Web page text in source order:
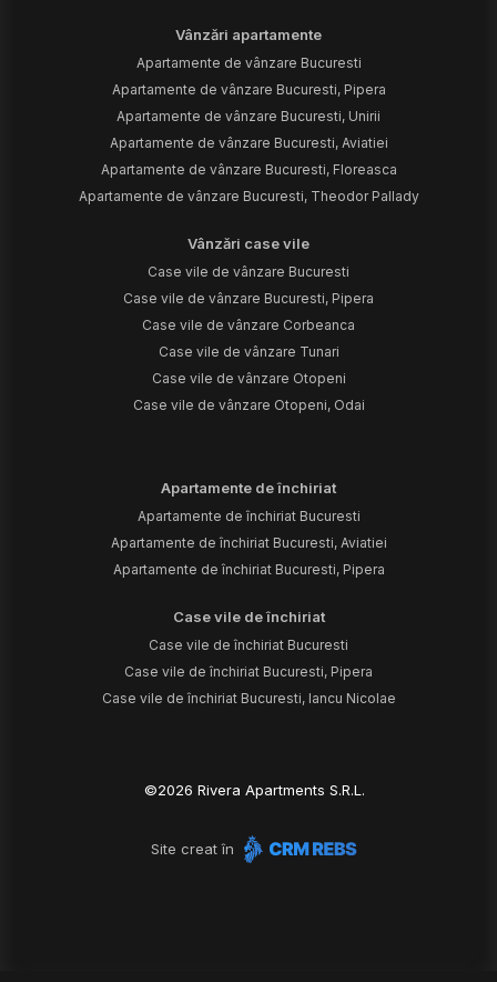
Vânzări apartamente
Apartamente de vânzare Bucuresti
Apartamente de vânzare Bucuresti, Pipera
Apartamente de vânzare Bucuresti, Unirii
Apartamente de vânzare Bucuresti, Aviatiei
Apartamente de vânzare Bucuresti, Floreasca
Apartamente de vânzare Bucuresti, Theodor Pallady
Vânzări case vile
Case vile de vânzare Bucuresti
Case vile de vânzare Bucuresti, Pipera
Case vile de vânzare Corbeanca
Case vile de vânzare Tunari
Case vile de vânzare Otopeni
Case vile de vânzare Otopeni, Odai
Apartamente de închiriat
Apartamente de închiriat Bucuresti
Apartamente de închiriat Bucuresti, Aviatiei
Apartamente de închiriat Bucuresti, Pipera
Case vile de închiriat
Case vile de închiriat Bucuresti
Case vile de închiriat Bucuresti, Pipera
Case vile de închiriat Bucuresti, Iancu Nicolae
©2026 Rivera Apartments S.R.L.
Site creat în